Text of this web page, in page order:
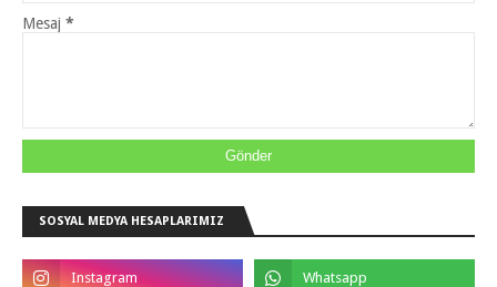
Mesaj *
SOSYAL MEDYA HESAPLARIMIZ